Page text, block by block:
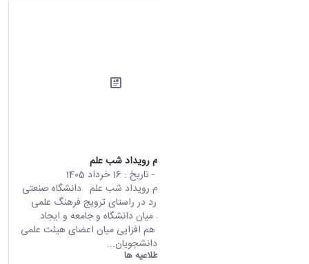
اطلاعیه ثبت نام رویداد شب علم
- تاریخ : 16 خرداد 1405
اطلاعیه ثبت نام رویداد شب علم دانشگاه صنعتی
اراک در نظر دارد در راستای ترویج فرهنگ علمی
گسترش ارتباط میان دانشگاه و جامعه و ایجاد
فضای تعامل و هم افزایی میان اعضای هیئت علمی
پژوهشگران و دانشجویان...
اطلاعیه ها